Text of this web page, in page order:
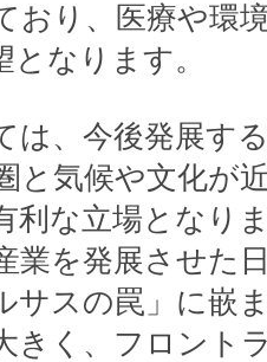
おり、医療や環
なります。
は、今後発展す
と気候や文化が
利な立場となり
業を発展させた
サスの罠」に嵌
きく、フロント